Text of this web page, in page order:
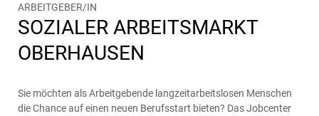
ARBEITGEBER/IN
SOZIALER ARBEITSMARKT
OBERHAUSEN
Sie möchten als Arbeitgebende langzeitarbeitslosen Menschen
die Chance auf einen neuen Berufsstart bieten? Das Jobcenter